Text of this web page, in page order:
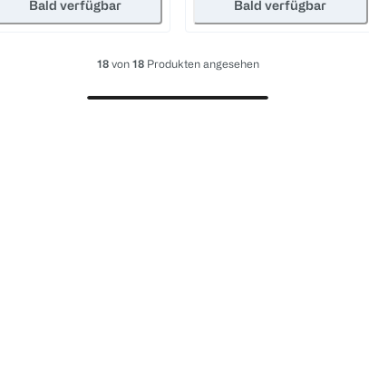
Bald verfügbar Bald verfügbar
18 von18 Produkten angesehen